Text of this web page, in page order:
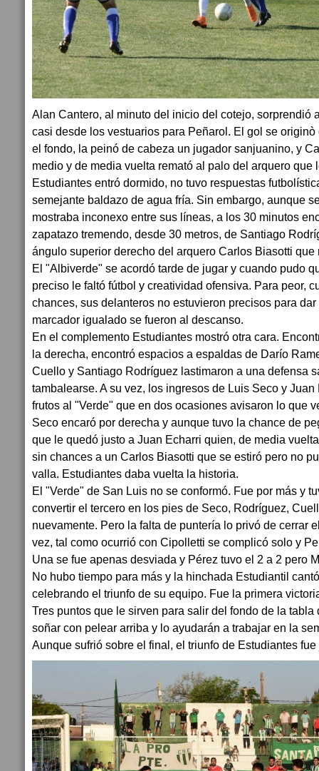
Alan Cantero, al minuto del inicio del cotejo, sorprendió
casi desde los vestuarios para Peñarol. El gol se
el fondo, la peinó de cabeza un jugador sanjuanino, y
medio y de media vuelta remató al palo del arquero que
Estudiantes entró dormido, no tuvo respuestas
semejante baldazo de agua fría. Sin embargo, aunque
mostraba inconexo entre sus líneas, a los 30 minutos
zapatazo tremendo, desde 30 metros, de Santiago
ángulo superior derecho del arquero Carlos Biasotti que
El "Albiverde" se acordó tarde de jugar y cuando pudo
preciso le faltó fútbol y creatividad ofensiva. Para peor,
chances, sus delanteros no estuvieron precisos para
marcador igualado se fueron al descanso.
En el complemento Estudiantes mostró otra cara.
la derecha, encontró espacios a espaldas de Darío
Cuello y Santiago Rodríguez lastimaron a una defensa
tambalearse. A su vez, los ingresos de Luis Seco y
frutos al "Verde" que en dos ocasiones avisaron lo que
Seco encaró por derecha y aunque tuvo la chance de
que le quedó justo a Juan Echarri quien, de media
sin chances a un Carlos Biasotti que se estiró pero no
valla. Estudiantes daba vuelta la historia.
El "Verde" de San Luis no se conformó. Fue por más y
convertir el tercero en los pies de Seco, Rodríguez,
nuevamente. Pero la falta de puntería lo privó de cerrar
vez, tal como ocurrió con Cipolletti se complicó solo y
Una se fue apenas desviada y Pérez tuvo el 2 a 2 pero
No hubo tiempo para más y la hinchada Estudiantil
celebrando el triunfo de su equipo. Fue la primera
Tres puntos que le sirven para salir del fondo de la
soñar con pelear arriba y lo ayudarán a trabajar en la
Aunque sufrió sobre el final, el triunfo de Estudiantes fue